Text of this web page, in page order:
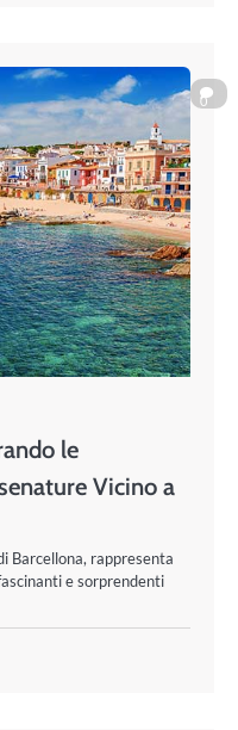
0
le
Vicino a
Barcellona, rappresenta
e sorprendenti